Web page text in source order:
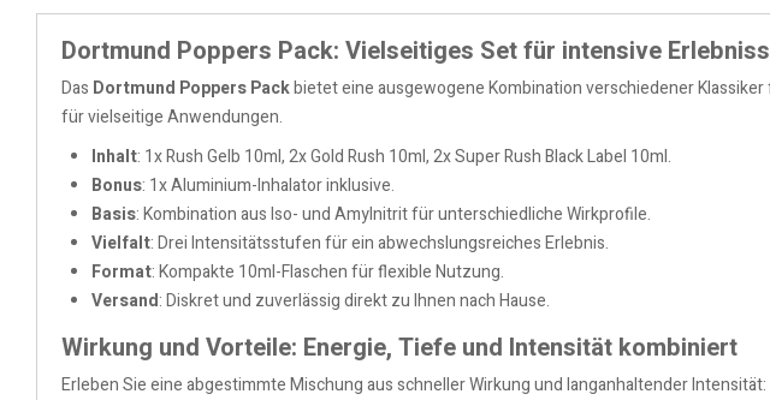
Dortmund Poppers Pack: Vielseitiges Set für intensive
Das Dortmund Poppers Packbietet eine ausgewogene Kombination verschiedener
für vielseitige Anwendungen.
Inhalt: 1x Rush Gelb 10ml, 2x Gold Rush 10ml, 2x Super Rush Black Label 10ml.
Bonus: 1x Aluminium-Inhalator inklusive.
Basis: Kombination aus Iso- und Amylnitrit für unterschiedliche Wirkprofile.
Vielfalt: Drei Intensitätsstufen für ein abwechslungsreiches Erlebnis.
Format: Kompakte 10ml-Flaschen für flexible Nutzung.
Versand: Diskret und zuverlässig direkt zu Ihnen nach Hause.
Wirkung und Vorteile: Energie, Tiefe und Intensität kombiniert
Erleben Sie eine abgestimmte Mischung aus schneller Wirkung und langanhaltender Intensität: